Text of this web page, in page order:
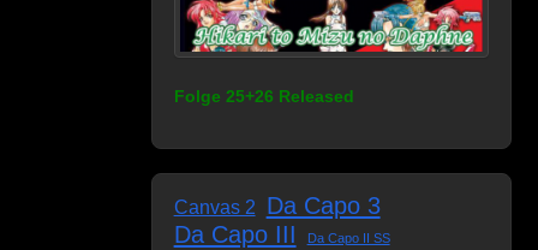
Folge 25+26 Released
Canvas 2
Da Capo 3
Da Capo III
Da Capo II SS